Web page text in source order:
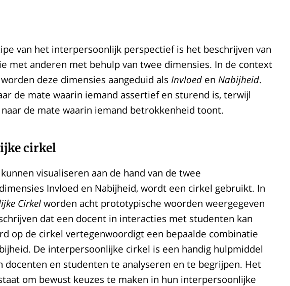
van het interpersoonlijk perspectief is het beschrijven van
met anderen met behulp van twee dimensies. In de context
deze dimensies aangeduid als Invloed en Nabijheid.
de mate waarin iemand assertief en sturend is, terwijl
de mate waarin iemand betrokkenheid toont.
cirkel
visualiseren aan de hand van de twee
Invloed en Nabijheid, wordt een cirkel gebruikt. In
Cirkel worden acht prototypische woorden weergegeven
dat een docent in interacties met studenten kan
op de cirkel vertegenwoordigt een bepaalde combinatie
De interpersoonlijke cirkel is een handig hulpmiddel
docenten en studenten te analyseren en te begrijpen. Het
om bewust keuzes te maken in hun interpersoonlijke